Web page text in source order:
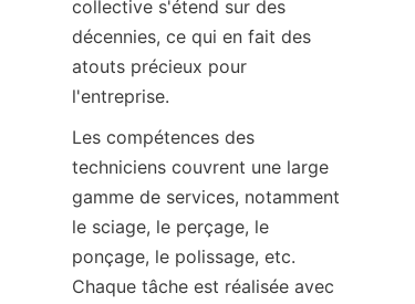
collective s'étend sur des
décennies, ce qui en fait des
atouts précieux pour
l'entreprise.
Les compétences des
techniciens couvrent une large
gamme de services, notamment
le sciage, le perçage, le
ponçage, le polissage, etc.
Chaque tâche est réalisée avec